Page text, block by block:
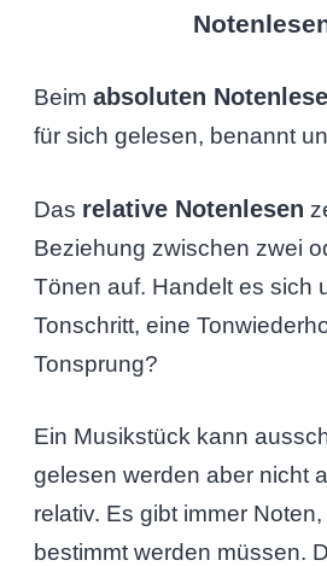
Beim absoluten
für sich gelesen, benannt
Das relative Notenlesen
Beziehung zwischen zwei
Tönen auf. Handelt es sich
Tonschritt, eine
Tonsprung?
Ein Musikstück kann
gelesen werden aber nicht
relativ. Es gibt immer
bestimmt werden müssen.